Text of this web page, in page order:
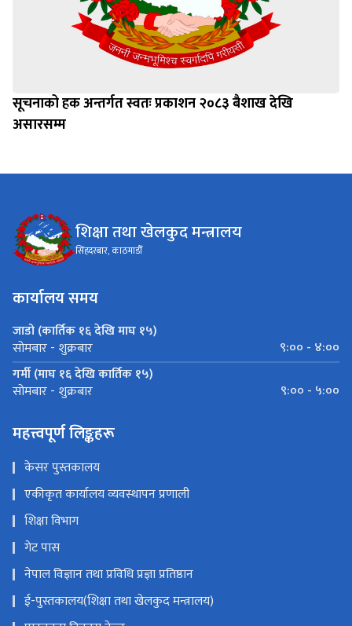
सूचनाको हक अन्तर्गत स्वतः प्रकाशन २०८३ बैशाख देखि
असारसम्म
शिक्षा तथा खेलकुद मन्त्रालय
सिंहदरबार, काठमाडौँ
कार्यालय समय
जाडो (कार्तिक १६ देखि माघ १५)
सोमबार - शुक्रबार
९:०० - ४:००
गर्मी (माघ १६ देखि कार्तिक १५)
सोमबार - शुक्रबार ९:०० - ५:००
महत्त्वपूर्ण लिङ्कहरू
केसर पुस्तकालय
एकीकृत कार्यालय व्यवस्थापन प्रणाली
शिक्षा विभाग
गेट पास
नेपाल विज्ञान तथा प्रविधि प्रज्ञा प्रतिष्ठान
ई-पुस्तकालय(शिक्षा तथा खेलकुद मन्त्रालय)